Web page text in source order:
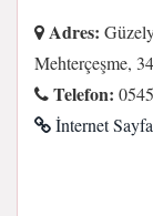
Adres:
Mehterçeşme,
Telefon:
İnternet